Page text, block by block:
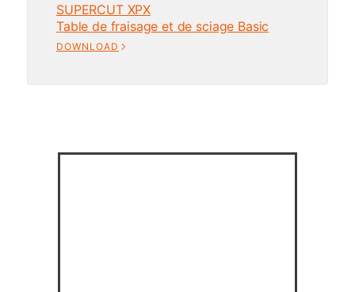
SUPERCUT XPX
Table de fraisage et de sciage Basic
DOWNLOAD